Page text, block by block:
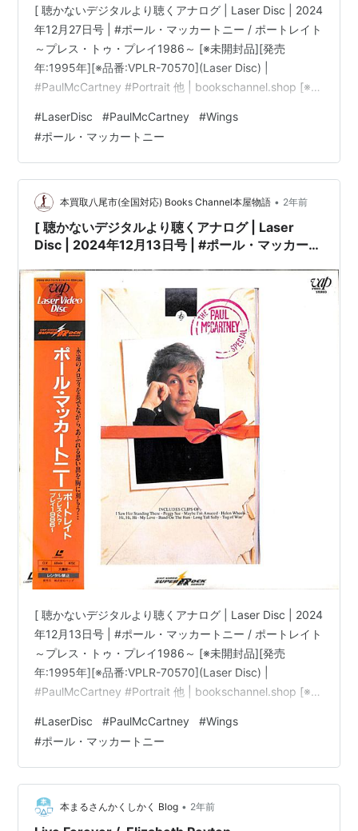
[ 聴かないデジタルより聴くアナログ | Laser Disc | 2024
年12月27日号 | #ポール・マッカートニー / ポートレイト
～プレス・トゥ・プレイ1986～ [※未開封品][発売
年:1995年][※品番:VPLR-70570](Laser Disc) |
#PaulMcCartney #Portrait 他 | bookschannel.shop [※重
重要|必ずご確認下さい。]こちらの商品規格はLaser Disc
です。[※注意]DVD/Blu-ray Disc/LPレコードではござい
ません。][※未開封品で…
#LaserDisc #PaulMcCartney #Wings
#ポール・マッカートニー
本買取八尾市(全国対応) Books Channel本屋物語 • 2年前
[ 聴かないデジタルより聴くアナログ | Laser
Disc | 2024年12月13日号 | #ポール・マッカート
～ [※未開封品][発売年:1995年][※品番:VPLR-
70570](Laser Disc) | #PaulMcCartney
#Portrait 他 |
[ 聴かないデジタルより聴くアナログ | Laser Disc | 2024
年12月13日号 | #ポール・マッカートニー / ポートレイト
～プレス・トゥ・プレイ1986～ [※未開封品][発売
年:1995年][※品番:VPLR-70570](Laser Disc) |
#PaulMcCartney #Portrait 他 | bookschannel.shop [※重
重要|必ずご確認下さい。]こちらの商品規格はLaser Disc
です。[※注意]DVD/Blu-ray Disc/LPレコードではござい
ません。][※未開封品で…
#LaserDisc #PaulMcCartney #Wings
#ポール・マッカートニー
本まるさんかくしかく Blog • 2年前